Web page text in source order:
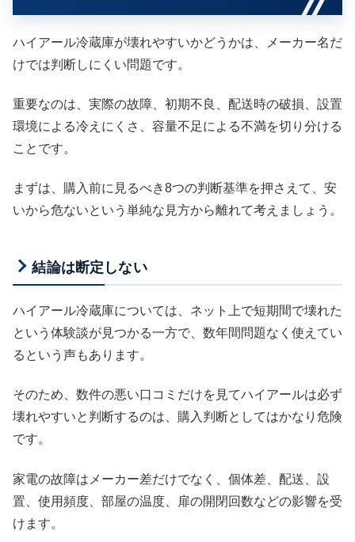
ハイアール冷蔵庫が壊れやすいかどうかは、メーカー名だ
けでは判断しにくい問題です。
重要なのは、実際の故障、初期不良、配送時の破損、設置
環境による冷えにくさ、容量不足による不満を切り分ける
ことです。
まずは、購入前に見るべき8つの判断基準を押さえて、安
いから危ないという単純な見方から離れて考えましょう。
結論は断定しない
ハイアール冷蔵庫については、ネット上で短期間で壊れた
という体験談が見つかる一方で、数年間問題なく使えてい
るという声もあります。
そのため、数件の悪い口コミだけを見てハイアールは必ず
壊れやすいと判断するのは、購入判断としてはかなり危険
です。
家電の故障はメーカー差だけでなく、個体差、配送、設
置、使用頻度、部屋の温度、扉の開閉回数などの影響を受
けます。